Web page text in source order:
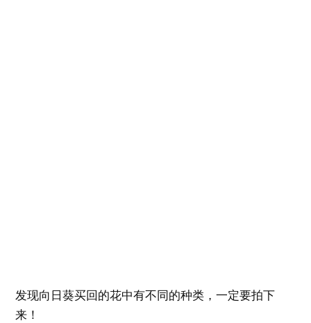
发现向日葵买回的花中有不同的种类，一定要拍下
来！